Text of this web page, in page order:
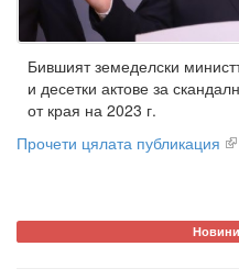
Бившият земеделски
и десетки актове за
от края на 2023 г.
Прочети цялата публикация